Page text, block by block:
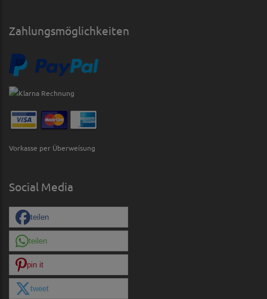
Zahlungsmöglichkeiten
Vorkasse per Überweisung
Social Media
teilen
teilen
pin it
tweet